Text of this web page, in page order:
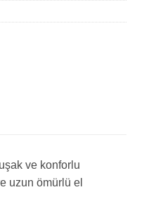
ve konforlu
uzun ömürlü el